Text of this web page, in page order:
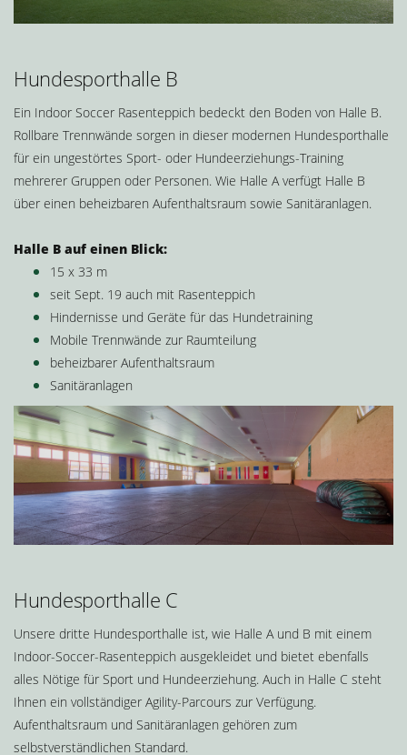
Hundesporthalle B
Ein Indoor Soccer Rasenteppich bedeckt den Boden von Halle B.
Rollbare Trennwände sorgen in dieser modernen Hundesporthalle
für ein ungestörtes Sport- oder Hundeerziehungs-Training
mehrerer Gruppen oder Personen. Wie Halle A verfügt Halle B
über einen beheizbaren Aufenthaltsraum sowie Sanitäranlagen.
Halle B auf einen Blick:
15 x 33 m
seit Sept. 19 auch mit Rasenteppich
Hindernisse und Geräte für das Hundetraining
Mobile Trennwände zur Raumteilung
beheizbarer Aufenthaltsraum
Sanitäranlagen
Hundesporthalle C
Unsere dritte Hundesporthalle ist, wie Halle A und B mit einem
Indoor-Soccer-Rasenteppich ausgekleidet und bietet ebenfalls
alles Nötige für Sport und Hundeerziehung. Auch in Halle C steht
Ihnen ein vollständiger Agility-Parcours zur Verfügung.
Aufenthaltsraum und Sanitäranlagen gehören zum
selbstverständlichen Standard.